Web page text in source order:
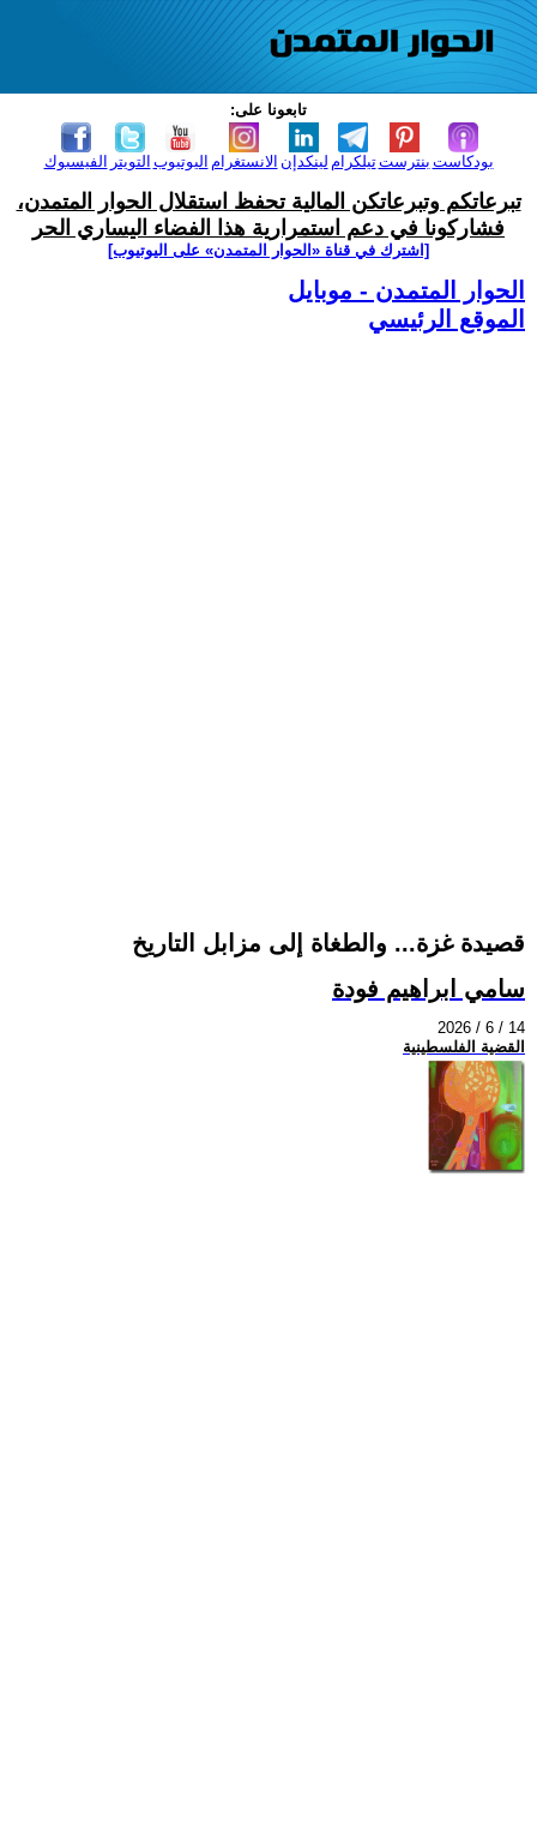
تابعونا على:
الفيسبوك التويتر اليوتيوب الانستغرام لينكدإن تيلكرامبنترست بودكاست
تبرعاتكم وتبرعاتكن المالية تحفظ استقلال الحوار المتمدن،
فشاركونا في دعم استمرارية هذا الفضاء اليساري الحر
[اشترك في قناة ‫«الحوار المتمدن» على اليوتيوب]
الحوار المتمدن - موبايل
الموقع الرئيسي
قصيدة غزة... والطغاة إلى مزابل التاريخ
سامي ابراهيم فودة
2026 / 6 / 14
القضية الفلسطينية